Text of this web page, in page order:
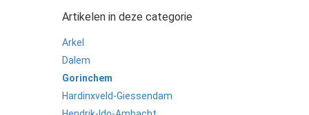
Artikelen in deze categorie
Arkel
Dalem
Gorinchem
Hardinxveld-Giessendam